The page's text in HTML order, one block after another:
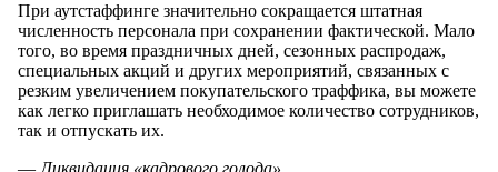
При аутстаффинге значительно сокращается штатная
численность персонала при сохранении фактической. Мало
того, во время праздничных дней, сезонных распродаж,
специальных акций и других мероприятий, связанных с
резким увеличением покупательского траффика, вы можете
как легко приглашать необходимое количество сотрудников,
так и отпускать их.